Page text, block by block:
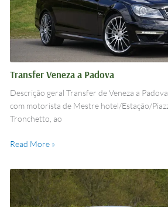
Transfer Veneza a Padova
Descrição geral Transfer de Veneza a
com motorista de Mestre hotel/Estação/
Tronchetto, ao
Read More »
Transfer
Veneza
a